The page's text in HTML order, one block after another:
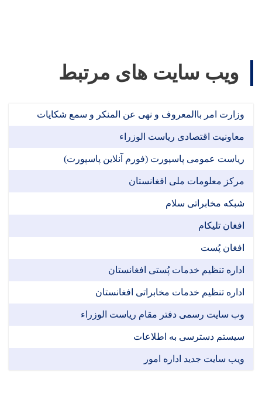
ویب سایت های مرتبط
وزارت امر باالمعروف و نهی عن المنکر و سمع شکایات
معاونیت اقتصادی ریاست الوزراء
ریاست عمومی پاسپورت (فورم آنلاین پاسپورت)
مرکز معلومات ملی افغانستان
شبکه مخابراتی سلام
افغان تلیکام
افغان پُست
اداره تنظیم خدمات پُستی افغانستان
اداره تنظیم خدمات مخابراتی افغانستان
وب سایت رسمی دفتر مقام ریاست الوزراء
سیستم دسترسی به اطلاعات
ویب سایت جدید اداره امور